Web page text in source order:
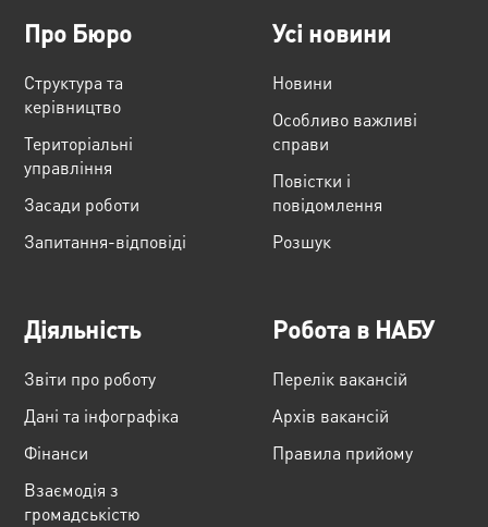
Про Бюро
Структура та
керівництво
Територіальні
управління
Засади роботи
Запитання-відповіді
Усі новини
Новини
Особливо важливі
справи
Повістки і
повідомлення
Розшук
Діяльність
Звіти про роботу
Дані та інфографіка
Фінанси
Взаємодія з
громадськістю
Робота в НАБУ
Перелік вакансій
Архів вакансій
Правила прийому